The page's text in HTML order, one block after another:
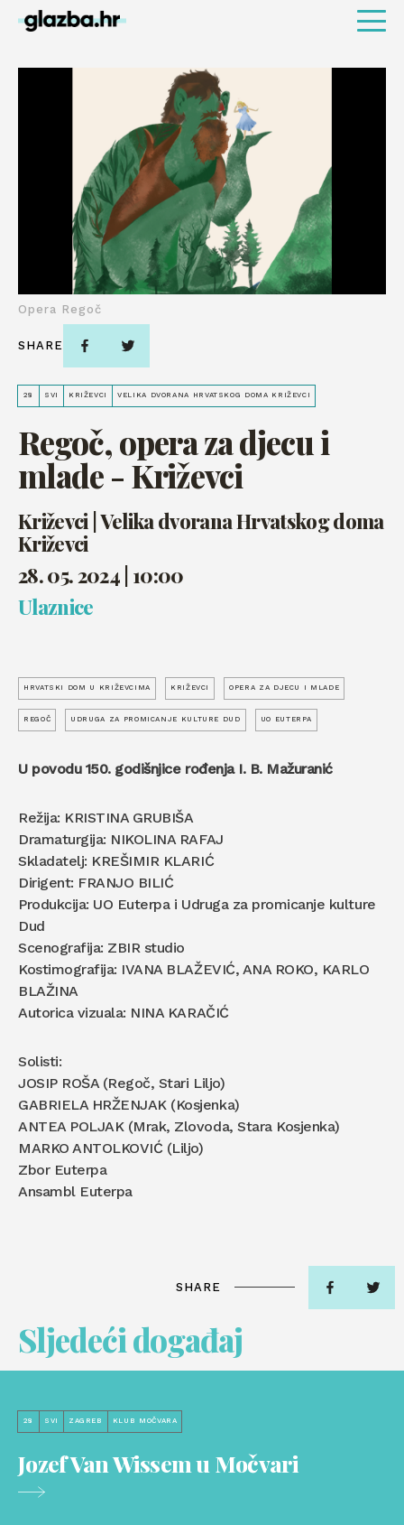
28 SVI KRIŽEVCI VELIKA DVORANA HRVATSKOG DOMA KRIŽEVCI
Regoč, opera za djecu i
mlade - Križevci
Križevci | Velika dvorana Hrvatskog doma
Križevci
28. 05. 2024 | 10:00
Ulaznice
Opera Regoč
SHARE
HRVATSKI DOM U KRIŽEVCIMA KRIŽEVCI OPERA ZA DJECU I MLADE
REGOČ UDRUGA ZA PROMICANJE KULTURE DUD UO EUTERPA
U povodu 150. godišnjice rođenja I. B. Mažuranić
Režija: KRISTINA GRUBIŠA
Dramaturgija: NIKOLINA RAFAJ
Skladatelj: KREŠIMIR KLARIĆ
Dirigent: FRANJO BILIĆ
Produkcija: UO Euterpa i Udruga za promicanje kulture
Dud
Scenografija: ZBIR studio
Kostimografija: IVANA BLAŽEVIĆ, ANA ROKO, KARLO
BLAŽINA
Autorica vizuala: NINA KARAČIĆ
Solisti:
JOSIP ROŠA (Regoč, Stari Liljo)
GABRIELA HRŽENJAK (Kosjenka)
ANTEA POLJAK (Mrak, Zlovoda, Stara Kosjenka)
MARKO ANTOLKOVIĆ (Liljo)
Zbor Euterpa
Ansambl Euterpa
SHARE
Sljedeći događaj
28 SVI ZAGREB KLUB MOČVARA
Jozef Van Wissem u Močvari